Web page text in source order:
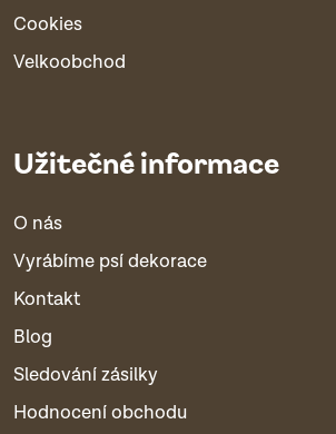
Cookies
Velkoobchod
Užitečné informace
O nás
Vyrábíme psí dekorace
Kontakt
Blog
Sledování zásilky
Hodnocení obchodu